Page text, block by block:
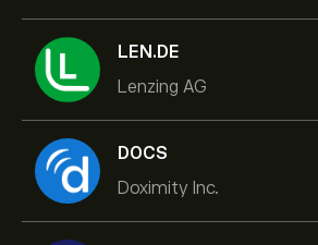
LEN.DE
Lenzing AG
DOCS
Doximity Inc.